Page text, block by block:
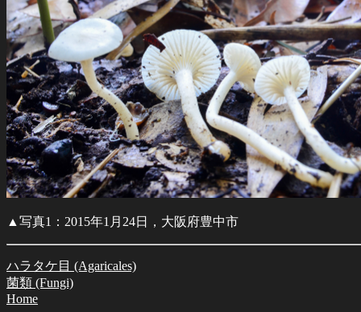
▲写真1：2015年1月24日，大阪府豊中市
ハラタケ目 (Agaricales)
菌類 (Fungi)
Home